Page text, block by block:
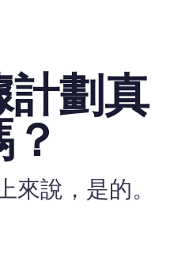
計劃
計劃真
來說，是的。